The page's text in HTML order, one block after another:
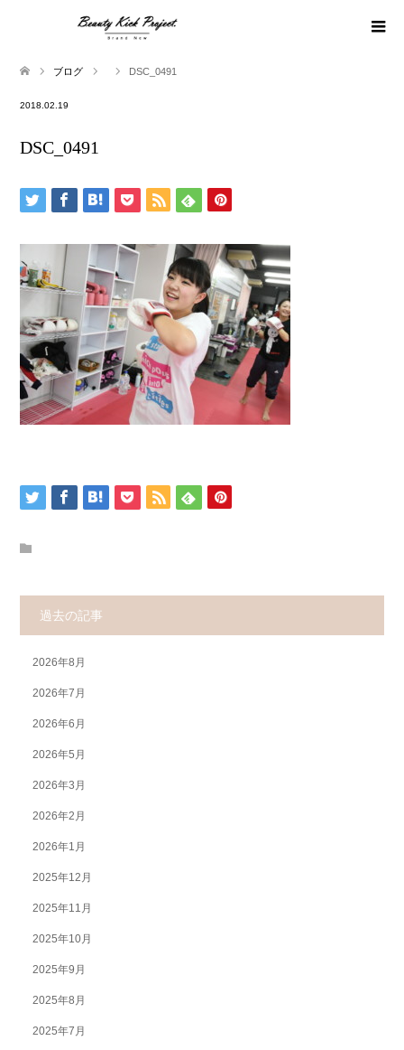
ブログ DSC_0491
2018.02.19
DSC_0491
過去の記事
2026年8月
2026年7月
2026年6月
2026年5月
2026年3月
2026年2月
2026年1月
2025年12月
2025年11月
2025年10月
2025年9月
2025年8月
2025年7月